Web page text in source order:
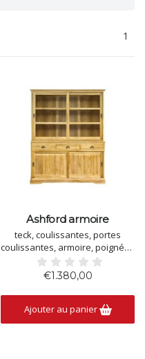
1
Ashford armoire
teck, coulissantes, portes
coulissantes, armoire, poignées
semi-courbes
€1.380,00
Ajouter au panier